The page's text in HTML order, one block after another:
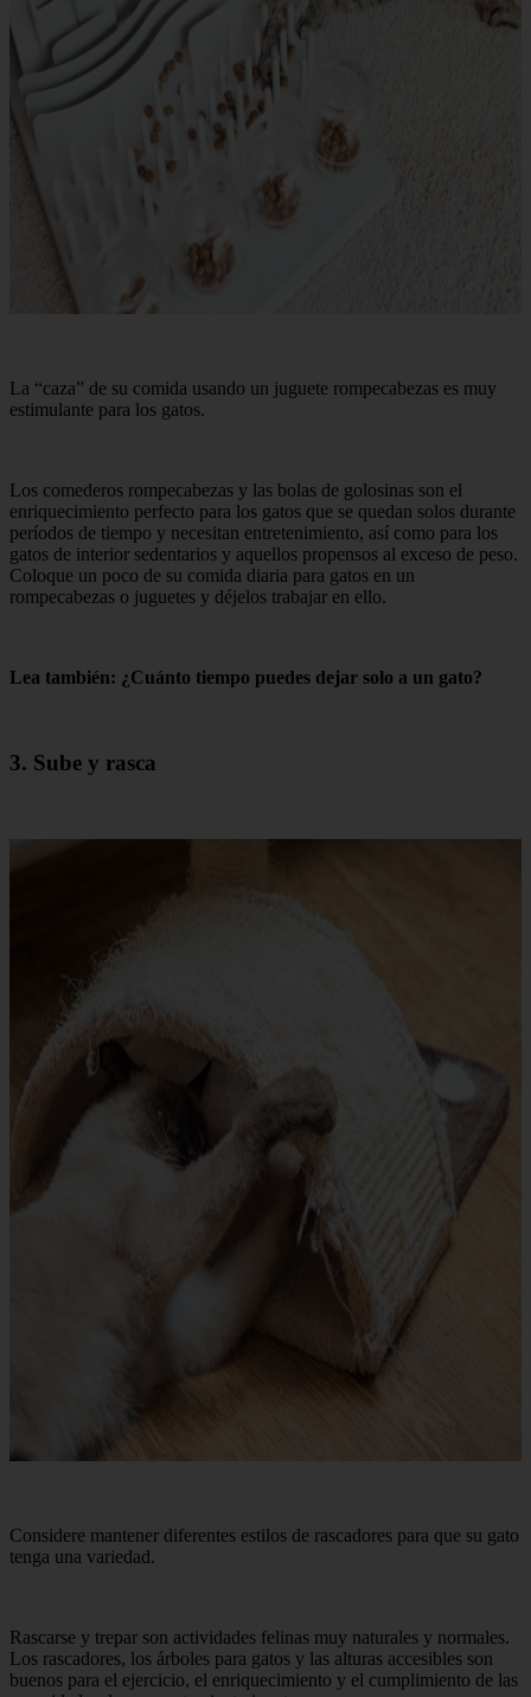
La “caza” de su comida usando un juguete rompecabezas es muy
estimulante para los gatos.
Los comederos rompecabezas y las bolas de golosinas son el
enriquecimiento perfecto para los gatos que se quedan solos durante
períodos de tiempo y necesitan entretenimiento, así como para los
gatos de interior sedentarios y aquellos propensos al exceso de peso.
Coloque un poco de su comida diaria para gatos en un
rompecabezas o juguetes y déjelos trabajar en ello.
Lea también: ¿Cuánto tiempo puedes dejar solo a un gato?
3. Sube y rasca
Considere mantener diferentes estilos de rascadores para que su gato
tenga una variedad.
Rascarse y trepar son actividades felinas muy naturales y normales.
Los rascadores, los árboles para gatos y las alturas accesibles son
buenos para el ejercicio, el enriquecimiento y el cumplimiento de las